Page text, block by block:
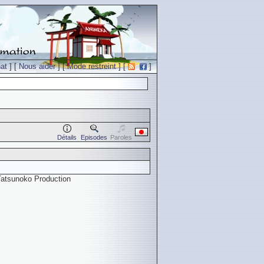
] [Nous aider] [Mode restreint] [ ]
Détails Episodes Paroles
Production